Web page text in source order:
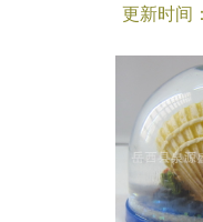
更新时间